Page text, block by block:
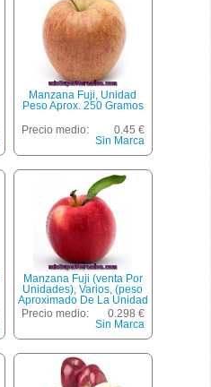
Manzana Fuji, Unidad
Peso Aprox. 250 Gramos
Precio medio:
0.45 €
Sin Marca
Manzana Fuji (venta Por
Unidades), Varios, (peso
Aproximado De La Unidad
200 Gr)
Precio medio:
0.298 €
Sin Marca